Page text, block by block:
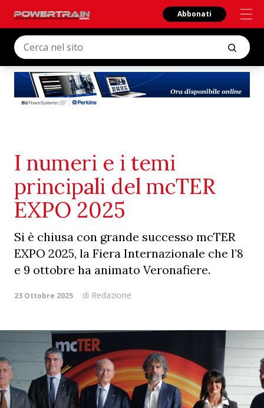
Abbonati
I numeri e i temi
principali del mcTER
EXPO 2025
Si è chiusa con grande successo mcTER
EXPO 2025, la Fiera Internazionale che l’8
e 9 ottobre ha animato Veronafiere.
23 Ottobre 2025 di Redazione